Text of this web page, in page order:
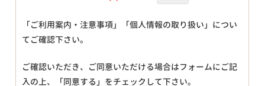
「ご利用案内・注意事項」「個人情報の取り扱い」につい
てご確認下さい。
ご確認いただき、ご同意いただける場合はフォームにご記
入の上、「同意する」をチェックして下さい。